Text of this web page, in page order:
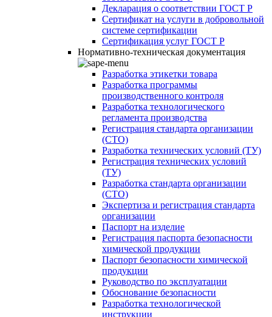
Декларация о соответствии ГОСТ Р
Сертификат на услуги в добровольной
системе сертификации
Сертификация услуг ГОСТ Р
Нормативно-техническая документация
Разработка этикетки товара
Разработка программы
производственного контроля
Разработка технологического
регламента производства
Регистрация стандарта организации
(СТО)
Разработка технических условий (ТУ)
Регистрация технических условий
(ТУ)
Разработка стандарта организации
(СТО)
Экспертиза и регистрация стандарта
организации
Паспорт на изделие
Регистрация паспорта безопасности
химической продукции
Паспорт безопасности химической
продукции
Руководство по эксплуатации
Обоснование безопасности
Разработка технологической
инструкции